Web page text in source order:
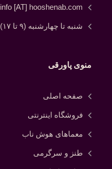
info [AT] hooshenab.com
شنبه تا چهارشنبه (۹ تا ۱۷)
منوی پاورقی
صفحه اصلی
فروشگاه اینترنتی
معماهای هوش ناب
طنز و سرگرمی